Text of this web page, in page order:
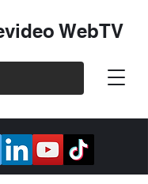
WebTV